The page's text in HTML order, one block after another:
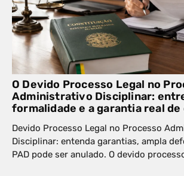
O Devido Processo Legal no
Administrativo Disciplinar:
formalidade e a garantia real
Devido Processo Legal no Processo
Disciplinar: entenda garantias, ampla
PAD pode ser anulado. O devido